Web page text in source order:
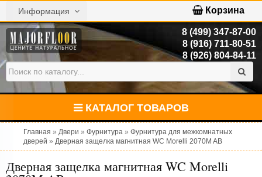
Информация Корзина
8 (499) 347-87-00
8 (916) 711-80-51
8 (926) 804-84-11
КАТАЛОГ ТОВАРОВ
Главная » Двери » Фурнитура » Фурнитура для межкомнатных
дверей » Дверная защелка магнитная WC Morelli 2070M AB
Дверная защелка магнитная WC Morelli